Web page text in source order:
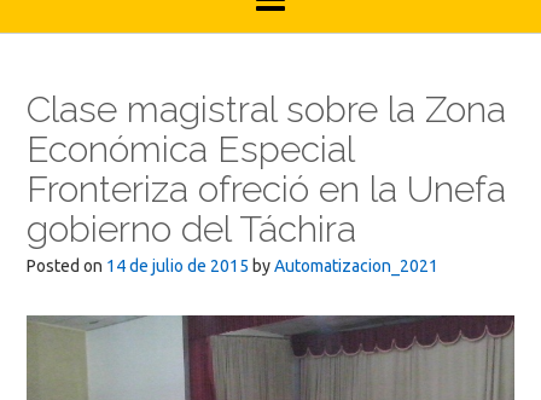
Clase magistral sobre la Zona
Económica Especial
Fronteriza ofreció en la Unefa
gobierno del Táchira
Posted on 14 de julio de 2015 byAutomatizacion_2021